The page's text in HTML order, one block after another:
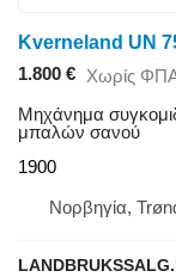
Kverneland UN
1.800 € Χωρίς
Μηχάνημα
μπαλών σανού
1900
Νορβηγία,